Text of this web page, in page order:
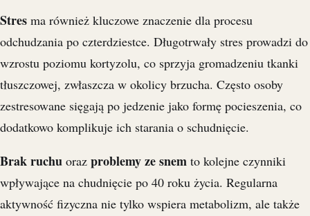
Stres ma również kluczowe znaczenie dla procesu
odchudzania po czterdziestce. Długotrwały stres prowadzi do
wzrostu poziomu kortyzolu, co sprzyja gromadzeniu tkanki
tłuszczowej, zwłaszcza w okolicy brzucha. Często osoby
zestresowane sięgają po jedzenie jako formę pocieszenia, co
dodatkowo komplikuje ich starania o schudnięcie.
Brak ruchu oraz problemy ze snem to kolejne czynniki
wpływające na chudnięcie po 40 roku życia. Regularna
aktywność fizyczna nie tylko wspiera metabolizm, ale także